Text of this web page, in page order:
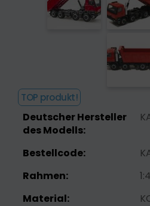
TOP produkt!
Deutscher Hersteller
des Modells:
Bestellcode:
Rahmen:
Material: